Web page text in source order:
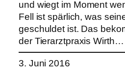
und wiegt im Moment
Fell ist spärlich, was
geschuldet ist. Das
der Tierarztpraxis Wirth…
3. Juni 2016